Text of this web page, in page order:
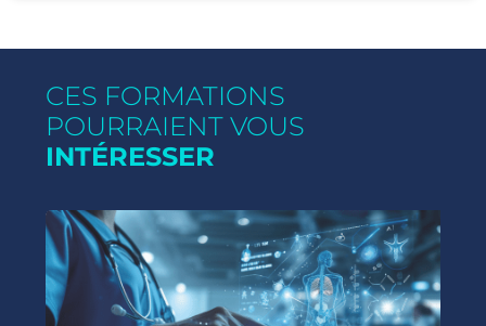
CES FORMATIONS
POURRAIENT VOUS
INTÉRESSER